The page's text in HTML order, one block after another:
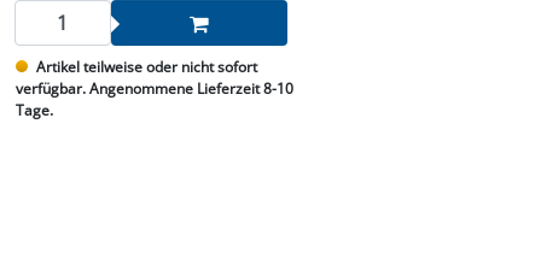
Artikel teilweise oder nicht sofort
verfügbar. Angenommene Lieferzeit 8-10
Tage.